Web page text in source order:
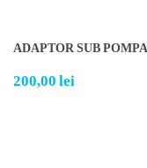
ADAPTOR SUB
200,00 lei